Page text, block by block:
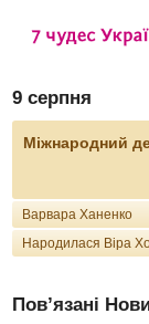
9 серпня
Міжнародний
Варвара Ханенко
Народилася Віра
Пов’язані